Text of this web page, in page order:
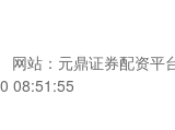
网站：元鼎证券配资平
08:51:55